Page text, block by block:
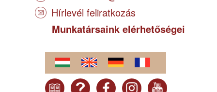
Hírlevél feliratkozás
Munkatársaink elérhetőségei